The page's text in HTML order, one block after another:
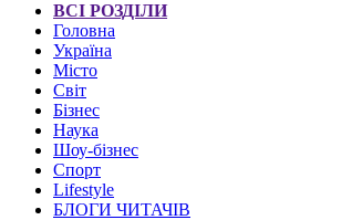
ВСІ РОЗДІЛИ
Головна
Україна
Місто
Світ
Бізнес
Наука
Шоу-бізнес
Спорт
Lifestyle
БЛОГИ ЧИТАЧІВ